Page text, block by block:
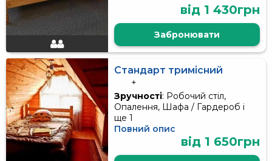
від 1 430грн
Забронювати
Стандарт тримісний
+
Зручності: Робочий стіл,
Опалення, Шафа / Гардероб і
ще 1
Повний опис
від 1 650грн